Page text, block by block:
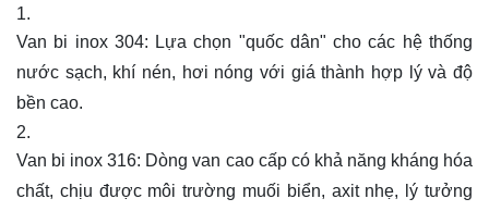
Van bi inox 304: Lựa chọn "quốc dân" cho các hệ thống
nước sạch, khí nén, hơi nóng với giá thành hợp lý và độ
bền cao.
Van bi inox 316: Dòng van cao cấp có khả năng kháng hóa
chất, chịu được môi trường muối biển, axit nhẹ, lý tưởng